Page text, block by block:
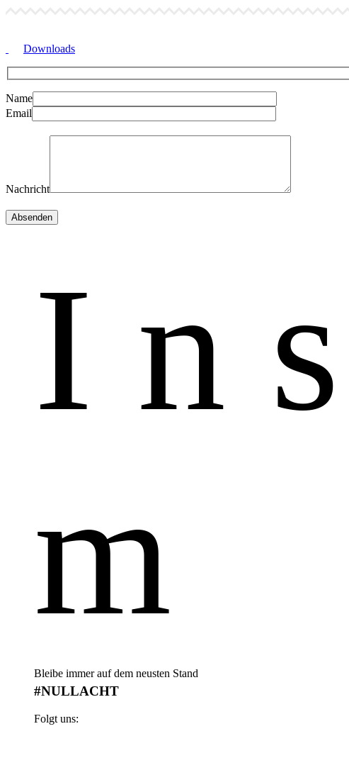
Downloads
Name
Email
Nachricht
leave
this
Absenden
I n s
m
Bleibe immer auf dem neusten Stand
#NULLACHT
Folgt uns: